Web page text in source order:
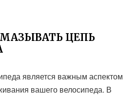
ЦЕПЬ
является важным аспектом
вашего велосипеда. В